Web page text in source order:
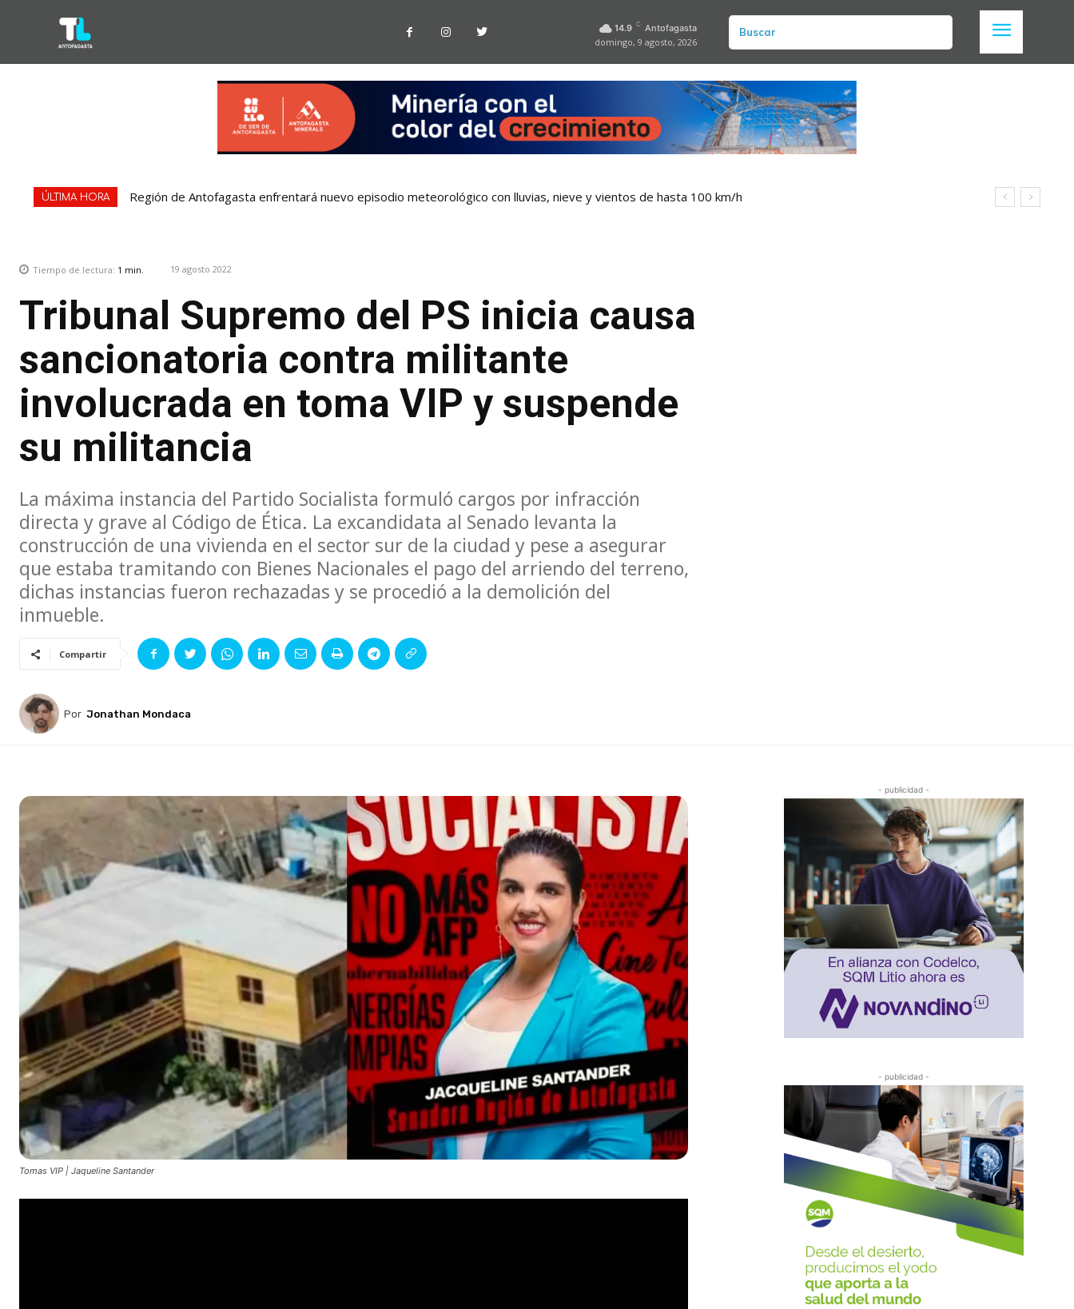
14.9 C Antofagasta
domingo, 9 agosto, 2026
Buscar
ÚLTIMA HORA Región de Antofagasta enfrentará nuevo episodio meteorológico con lluvias, nieve y vientos de hasta 100 km/h
Tiempo de lectura: 1 min. 19 agosto 2022
Tribunal Supremo del PS inicia causa
sancionatoria contra militante
involucrada en toma VIP y suspende
su militancia
La máxima instancia del Partido Socialista formuló cargos por infracción
directa y grave al Código de Ética. La excandidata al Senado levanta la
construcción de una vivienda en el sector sur de la ciudad y pese a asegurar
que estaba tramitando con Bienes Nacionales el pago del arriendo del terreno,
dichas instancias fueron rechazadas y se procedió a la demolición del
inmueble.
Compartir
Por Jonathan Mondaca
Tomas VIP | Jaqueline Santander
- publicidad -
- publicidad -